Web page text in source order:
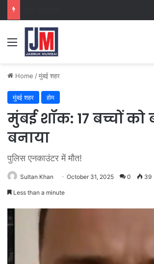
Home /मुंबई शहर
मुंबई शहर होम
मुंबई शॉक: 17 बच्चों
बनाया
पुलिस एनकाउंटर में मौत!
Sultan Khan October 31, 2025 0 39
Less than a minute